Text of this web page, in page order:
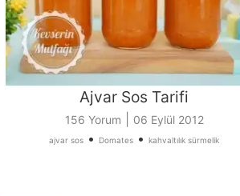
Ajvar Sos Tarifi
156 Yorum 06 Eylül 2012
ajvar sos • Domates • kahvaltılık sürmelik